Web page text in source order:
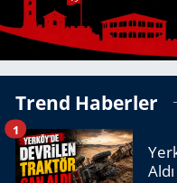
Trend Haberler
Aldı
1